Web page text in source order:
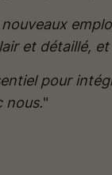
et détaillé,
pour
nous."